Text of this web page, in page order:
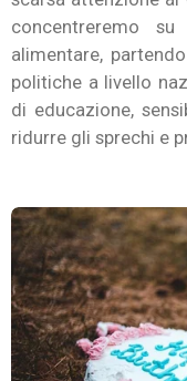
concentreremo
alimentare,
politiche a livello
di educazione,
ridurre gli sprechi e